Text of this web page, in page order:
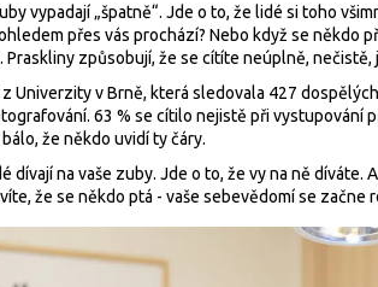
vypadají „špatně“. Jde o to, že lidé si toho
přes vás prochází? Nebo když se někdo
Praskliny způsobují, že se cítíte neúplně,
Univerzity v Brně, která sledovala 427
63 % se cítilo nejistě při vystupování
že někdo uvidí ty čáry.
dívají na vaše zuby. Jde o to, že vy na ně díváte.
že se někdo ptá - vaše sebevědomí se začne